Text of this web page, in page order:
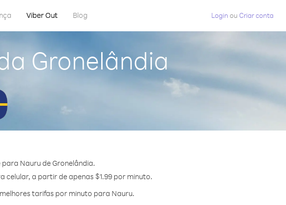
Viber Out Blog Login ou Criar conta
Gronelândia
Nauru de Gronelândia.
a partir de apenas $1.99 por minuto.
tarifas por minuto para Nauru.